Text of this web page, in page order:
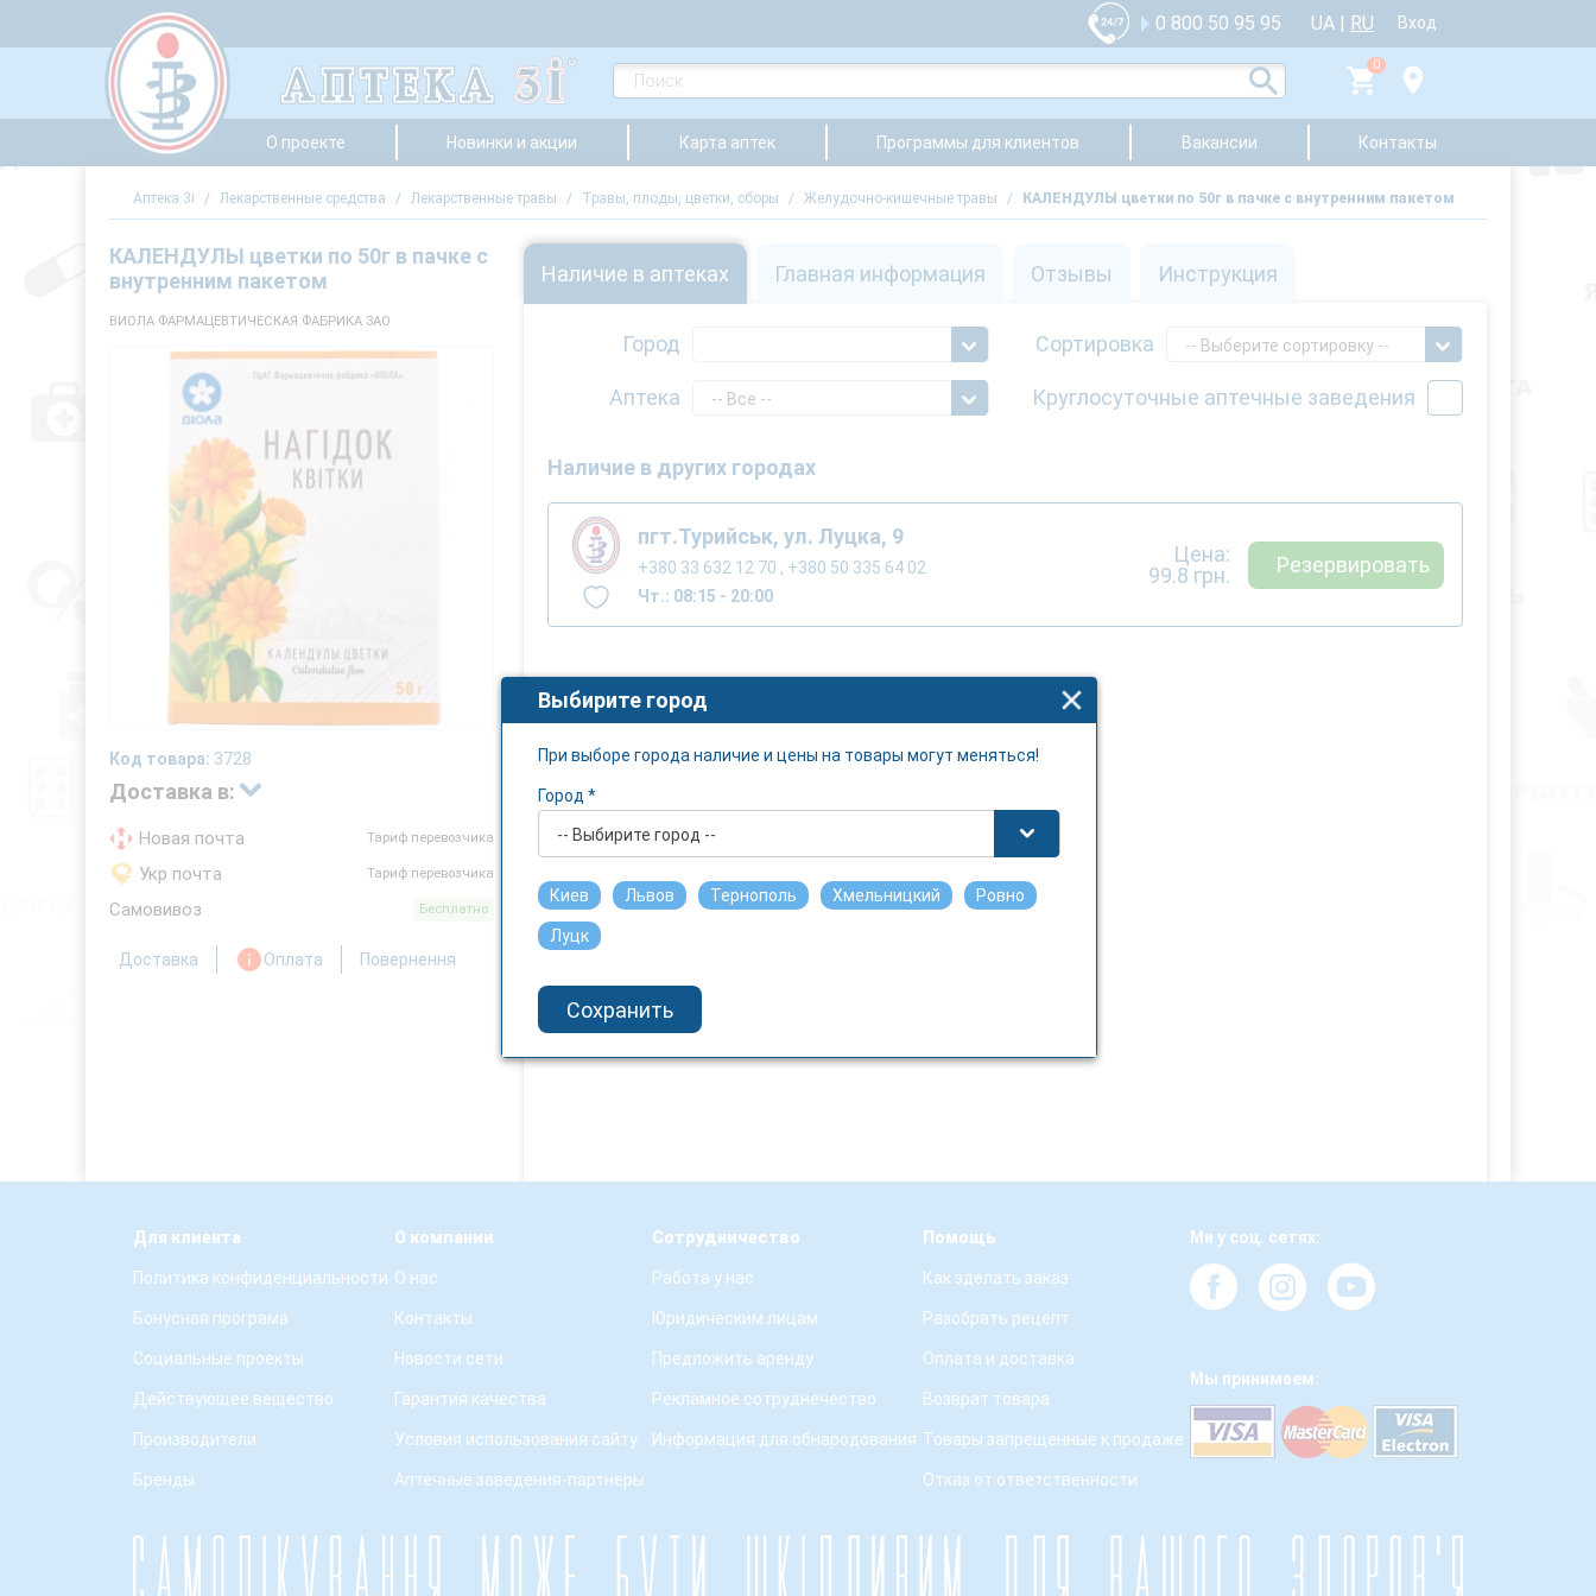
0 800 50 95 95 UA | RU Вход
0
О проекте Новинки и акции Карта аптек Программы для клиентов Вакансии Контакты
Аптека 3i / Лекарственные средства / Лекарственные травы / Травы, плоды, цветки, сборы / Желудочно-кишечные травы / КАЛЕНДУЛЫ цветки по 50г в пачке с внутренним пакетом
КАЛЕНДУЛЫ цветки по 50г в пачке с
внутренним пакетом
ВИОЛА ФАРМАЦЕВТИЧЕСКАЯ ФАБРИКА ЗАО
Код товара: 3728
Доставка в:
Новая почта Тариф перевозчика
Укр почта Тариф перевозчика
Самовивоз Бесплатно
Доставка Оплата Повернення
Наличие в аптеках Главная информация Отзывы Инструкция
Город
Аптека -- Все --
Сортировка -- Выберите сортировку --
Круглосуточные аптечные заведения
Наличие в других городах
пгт.Турийськ, ул. Луцка, 9
+380 33 632 12 70 , +380 50 335 64 02
Чт.: 08:15 - 20:00
Цена:
99.8 грн. Резервировать
Для клиента
Политика конфиденциальности
Бонусная програма
Социальные проекты
Действующее вещество
Производители
Бренды
О компании
О нас
Контакты
Новости сети
Гарантия качества
Условия использования сайту
Аптечные заведения-партнеры
Сотрудничество
Работа у нас
Юридическим лицам
Предложить аренду
Рекламное сотруднечество
Информация для обнародования
Помощь
Как зделать заказ
Разобрать рецепт
Оплата и доставка
Возврат товара
Товары запрещенные к продаже
Отказ от ответственности
Ми у соц. сетях:
Мы принимаем:
Выбирите город
При выборе города наличие и цены на товары могут меняться!
Город *
-- Выбирите город --
Киев Львов Тернополь Хмельницкий Ровно
Луцк
Сохранить